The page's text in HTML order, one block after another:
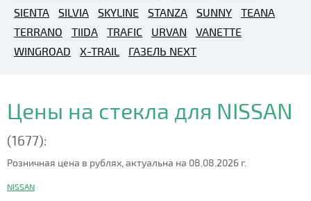
SIENTA
SILVIA SKYLINE STANZA SUNNY
TEANA
TERRANO
TIIDA TRAFIC URVAN
VANETTE
WINGROAD
X-TRAIL ГАЗЕЛЬ NEXT
Цены на стекла для NISSAN
(1677):
Розничная цена в рублях, актуальна на 08.08.2026 г.
NISSAN